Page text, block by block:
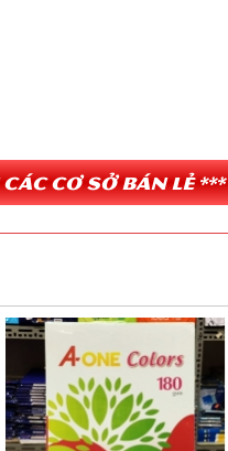
cơ sở bán lẻ ***